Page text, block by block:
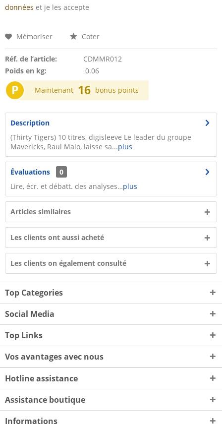
données et je les accepte
Mémoriser Coter
Réf. de l’article:
CDMMR012
Poids en kg:
0.06
P Maintenant 16 bonus points
Description
(Thirty Tigers) 10 titres, digisleeve Le leader du groupe
Mavericks, Raul Malo, laisse sa...plus
Évaluations
0
Lire, écr. et débatt. des analyses…plus
Articles similaires
Les clients ont aussi acheté
Les clients on également consulté
Top Categories
Social Media
Top Links
Vos avantages avec nous
Hotline assistance
Assistance boutique
Informations